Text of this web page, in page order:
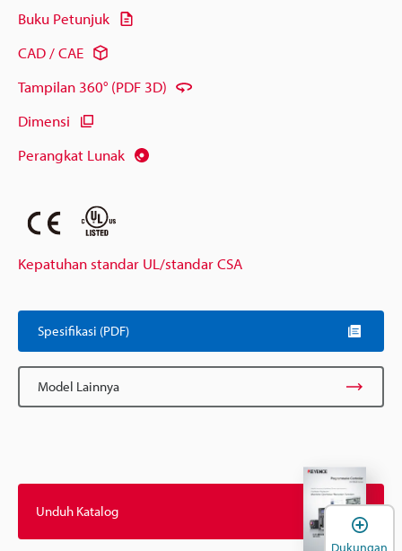
Buku Petunjuk
CAD / CAE
Tampilan 360° (PDF 3D)
Dimensi
Perangkat Lunak
Kepatuhan standar UL/standar CSA
Spesifikasi (PDF)
Model Lainnya
Unduh Katalog
Dukungan